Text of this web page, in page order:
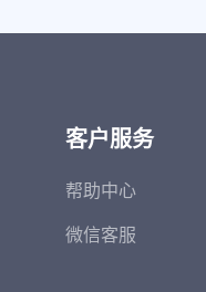
客户服务
帮助中心
微信客服